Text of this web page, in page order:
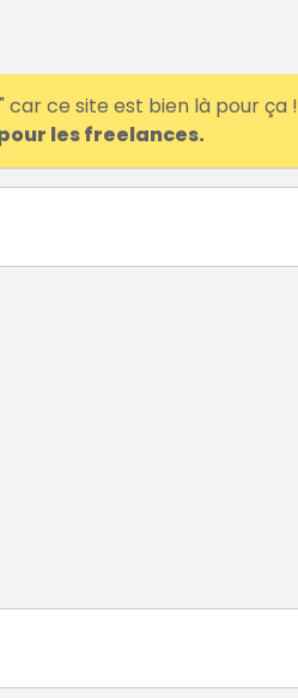
car ce site est bien là pour ça !
les freelances.